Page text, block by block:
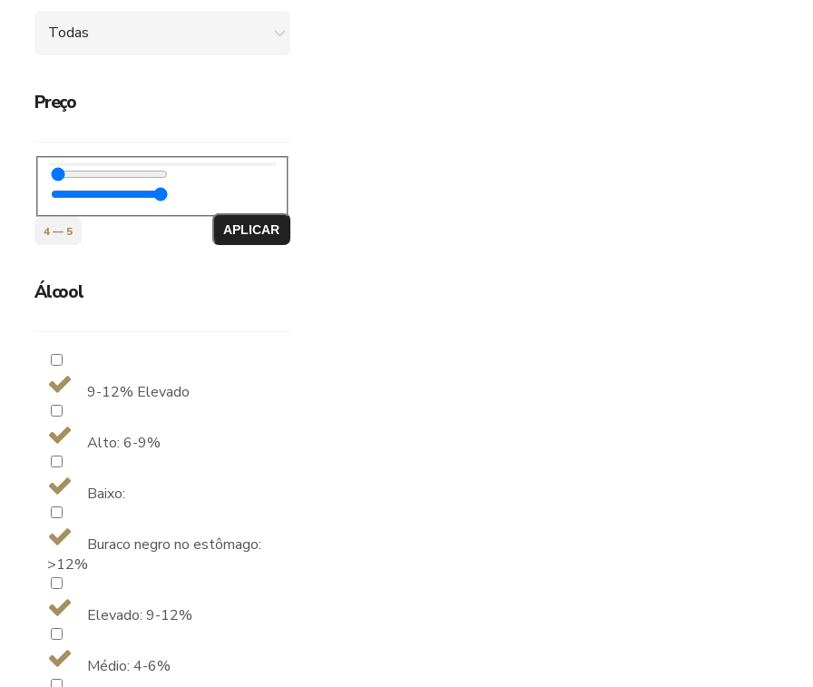
Todas
Preço
4— 5 APLICAR
Álcool
9-12% Elevado
Alto: 6-9%
Baixo:
Buraco negro no estômago:
>12%
Elevado: 9-12%
Médio: 4-6%